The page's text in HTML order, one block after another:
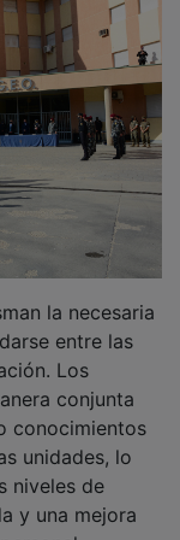
entre las
Los
conjunta
unidades, lo
niveles de
y una mejora